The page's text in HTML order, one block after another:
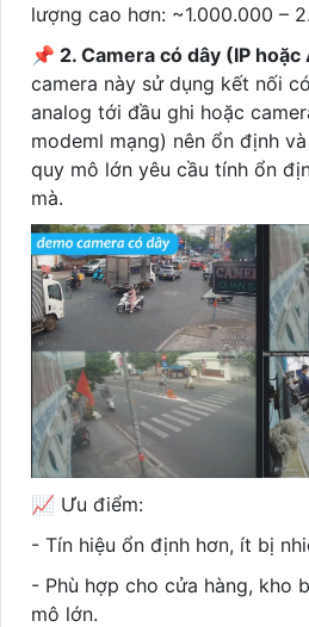
lượng cao hơn: ~1.000.000 –
📌 2. Camera có dây (IP hoặc
camera này sử dụng kết nối
analog tới đầu ghi hoặc
modeml mạng) nên ổn định
quy mô lớn yêu cầu tính ổn
mà.
📈 Ưu điểm:
- Tín hiệu ổn định hơn, ít bị
- Phù hợp cho cửa hàng, kho
mô lớn.